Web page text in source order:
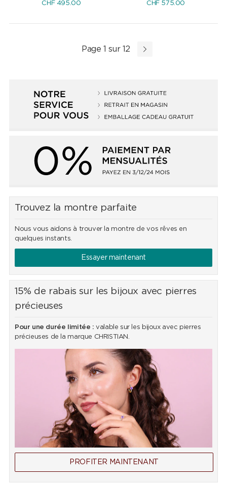
CHF 495.00 CHF 575.00
Page 1 sur 12
Trouvez la montre parfaite
Nous vous aidons à trouver la montre de vos rêves en
quelques instants.
Essayer maintenant
15% de rabais sur les bijoux avec pierres
précieuses
Pour une durée limitée : valable sur les bijoux avec pierres
précieuses de la marque CHRISTIAN.
PROFITER MAINTENANT